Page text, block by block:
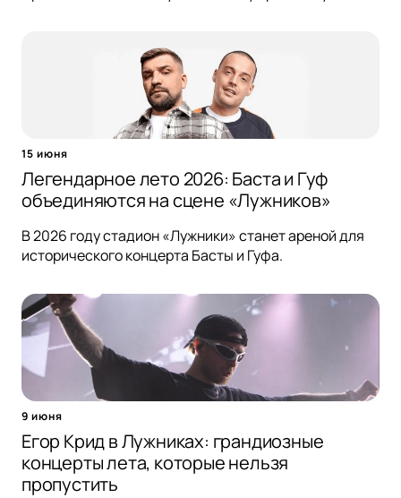
15 июня
Легендарное лето 2026: Баста и Гуф
объединяются на сцене «Лужников»
В 2026 году стадион «Лужники» станет ареной для
исторического концерта Басты и Гуфа.
9 июня
Егор Крид в Лужниках: грандиозные
концерты лета, которые нельзя
пропустить